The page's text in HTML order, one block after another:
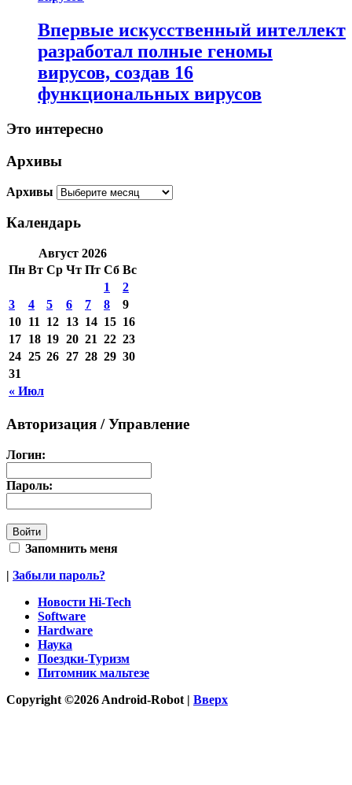
Впервые искусственный интеллект
разработал полные геномы
вирусов, создав 16
функциональных вирусов
Это интересно
Архивы
Архивы
Календарь
Август 2026
Пн Вт Ср Чт Пт Сб Вс
« Июл
1
2
3
4 5 6 7 8
9
10 11 12 13 14 15 16
17 18 19 20 21 22 23
24 25 26 27 28 29 30
31
Авторизация / Управление
Логин:
Пароль:
Запомнить меня
| Забыли пароль?
Новости Hi-Tech
Software
Hardware
Наука
Поездки-Туризм
Питомник мальтезе
Copyright ©2026 Android-Robot | Вверх